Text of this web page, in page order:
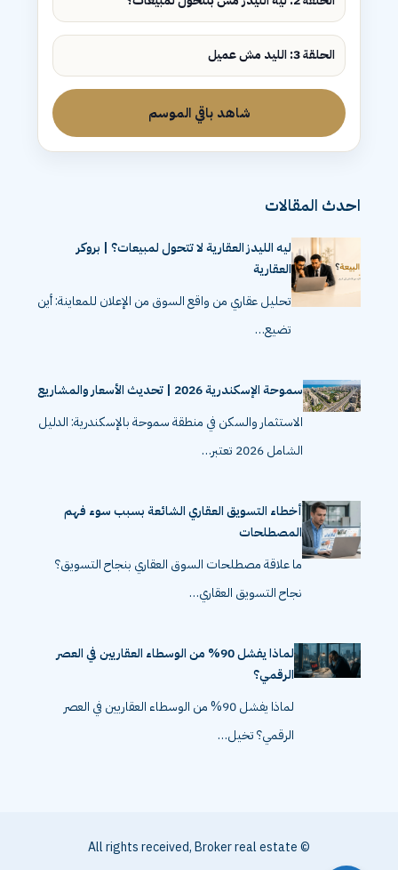
الحلقة 3: الليد مش عميل
شاهد باقي الموسم
احدث المقالات
ليه الليدز العقارية لا تتحول لمبيعات؟ | بروكر
العقارية
تحليل عقاري من واقع السوق من الإعلان للمعاينة: أين
تضيع…
سموحة الإسكندرية 2026 | تحديث الأسعار والمشاريع
الاستثمار والسكن في منطقة سموحة بالإسكندرية: الدليل
الشامل 2026 تعتبر…
أخطاء التسويق العقاري الشائعة بسبب سوء فهم
المصطلحات
ما علاقة مصطلحات السوق العقاري بنجاح التسويق؟
نجاح التسويق العقاري…
لماذا يفشل 90% من الوسطاء العقاريين في العصر
الرقمي؟
لماذا يفشل 90% من الوسطاء العقاريين في العصر
الرقمي؟ تخيل…
© All rights received, Broker real estate